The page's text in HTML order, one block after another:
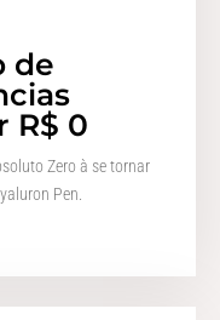
de
R$ 0
Zero à se tornar
Pen.